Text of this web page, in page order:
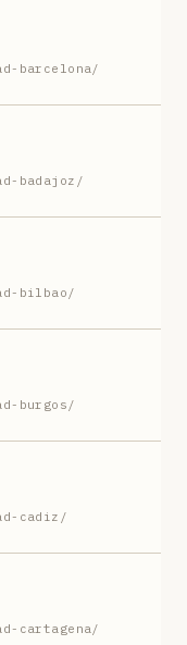
barcelona/
badajoz/
bilbao/
burgos/
cadiz/
cartagena/